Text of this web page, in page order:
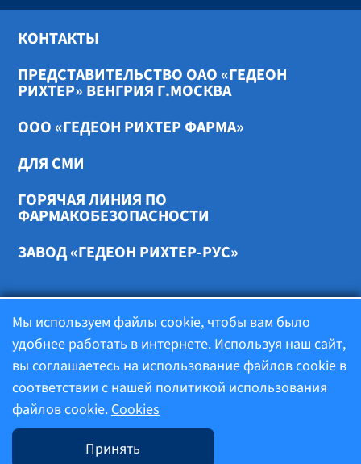
КОНТАКТЫ
ПРЕДСТАВИТЕЛЬСТВО ОАО «ГЕДЕОН
РИХТЕР» ВЕНГРИЯ Г.МОСКВА
ООО «ГЕДЕОН РИХТЕР ФАРМА»
ДЛЯ СМИ
ГОРЯЧАЯ ЛИНИЯ ПО
ФАРМАКОБЕЗОПАСНОСТИ
ЗАВОД «ГЕДЕОН РИХТЕР-РУС»
Cookies
Политика конфиденциальности
Условия использования
Фармакобезопасность
Мы используем файлы cookie, чтобы вам было
удобнее работать в интернете. Используя наш сайт,
вы соглашаетесь на использование файлов cookie в
соответствии с нашей политикой использования
файлов cookie.Cookies
Принять